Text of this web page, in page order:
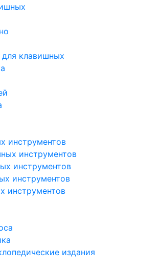
клавишных
инструментов
инструментов
инструментов
инструментов
инструментов
издания